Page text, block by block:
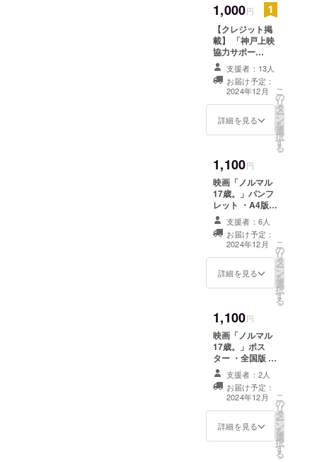
アドレス」の欄
にご記入いただ
いたメールアド
レス宛となりま
す。 上映会は1
回目は12月15
日、2回目は1月
13日の開催予定
目、2回目いずれ
かに入場できま
1,000円
【クレジット掲
載】 「神戸上映
協力サポー
ター」として、
映画「ノルマル
17歳。」公式サ
イトと、上映会
会場に、支援者
様のお名前
体名いずれも可
能です。 支援
時、必ず備考欄
に希望されるお
名前をご記入く
ださい。 掲載期
間：映画公式サ
イトには存続す
る限り掲載、上
映会会場には第1
回上映会（12月
15日）と第2回
日）に掲載 掲載
方法：映画公式
サイトにはサ
ポーター欄にお
名前、上映会会
場には受付にお
名前をまとめて
掲載 注意事項：
文字ではなく、
ロゴやバナーな
どの画像での掲
支援者：13人
お届け予定：
2024年12月
詳細を見る
こ
の
リ
タ
ー
ン
を
選
択
す
る
1,100円
映画「ノルマル
17歳。」パンフ
レット ・A4版
20ページ ・オー
ルカラー ・送
料・消費税込み
お送り先は支援
の際にご入力い
ただく住所の欄
了後にご記入い
ただいたメール
アドレスにレ
ポートをお送り
します。
支援者：6人
お届け予定：
2024年12月
詳細を見る
こ
の
リ
タ
ー
ン
を
選
択
す
る
1,100円
映画「ノルマル
17歳。」ポス
ター ・全国版 ・
B2サイズ
（728x515mm
） ・送料・消費
税込み お送り先
は支援の際にご
入力いただく住
支援者：2人
お届け予定：
2024年12月
詳細を見る
こ
の
リ
タ
ー
ン
を
選
択
す
る